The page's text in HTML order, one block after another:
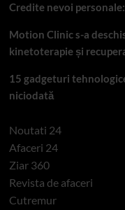
Credite nevoi
Motion Clinic s-a
kinetoterapie și
15 gadgeturi
niciodată
Noutati 24
Afaceri 24
Ziar 360
Revista de afaceri
Cutremur